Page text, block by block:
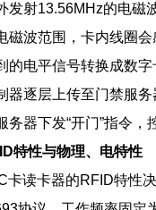
发射13.56MHz的电磁
磁波范围，卡内线圈
的电平信号转换成数字
器逐层上传至门禁服
务器下发“开门”指令
特性与物理、电特性
卡读卡器的RFID特性